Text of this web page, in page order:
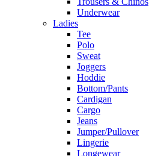
Underwear
Ladies
Tee
Polo
Sweat
Joggers
Hoddie
Bottom/Pants
Cardigan
Cargo
Jeans
Jumper/Pullover
Lingerie
Longewear